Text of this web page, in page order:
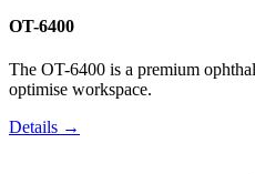
OT-6400
The OT-6400 is a premium
optimise workspace.
Details →